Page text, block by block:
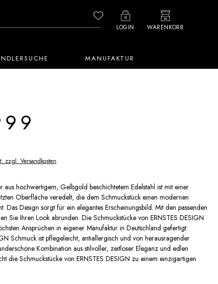
Du hast 0 Produkte auf dem
LOGIN WARENKORB
MANUFAKTUR
zzgl. Versandkosten
aus hochwertigem, Gelbgold beschichtetem Edelstahl ist mit einer
Oberfläche veredelt, die dem Schmuckstück einen modernen
Das Design sorgt für ein elegantes Erscheinungsbild. Mit den passenden
Sie Ihren Look abrunden. Die Schmuckstücke von ERNSTES DESIGN
Ansprüchen in eigener Manufaktur in Deutschland gefertigt.
Schmuck ist pflegeleicht, antiallergisch und von herausragender
Kombination aus stilvoller, zeitloser Eleganz und edlen
die Schmuckstücke von ERNSTES DESIGN zu einem einzigartigen